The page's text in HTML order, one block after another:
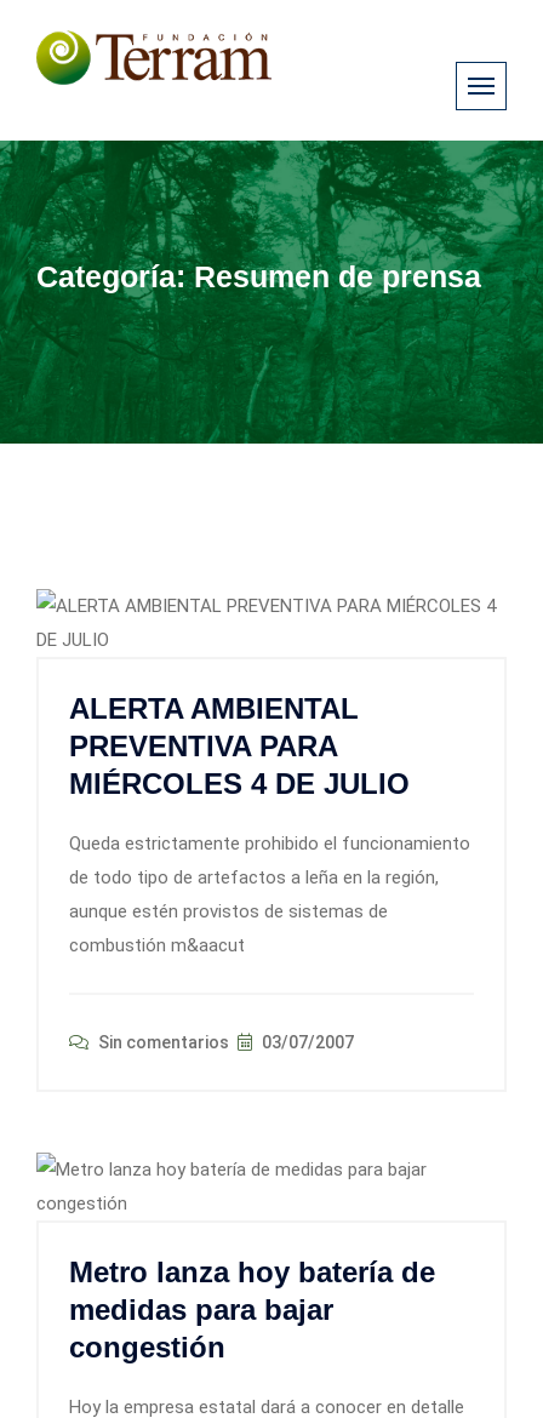
Categoría:Resumen de prensa
ALERTA AMBIENTAL
PREVENTIVA PARA
MIÉRCOLES 4 DE JULIO
Queda estrictamente prohibido el funcionamiento
de todo tipo de artefactos a leña en la región,
aunque estén provistos de sistemas de
combustión m&aacut
Sin comentarios 03/07/2007
Metro lanza hoy batería de
medidas para bajar
congestión
Hoy la empresa estatal dará a conocer en detalle